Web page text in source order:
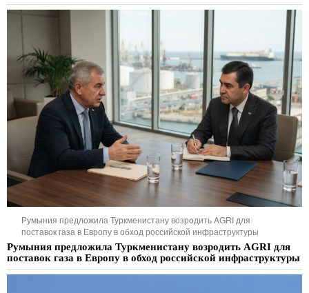
Румыния предложила Туркменистану возродить AGRI для
поставок газа в Европу в обход российской инфраструктуры
Румыния предложила Туркменистану возродить AGRI для
поставок газа в Европу в обход российской инфраструктуры